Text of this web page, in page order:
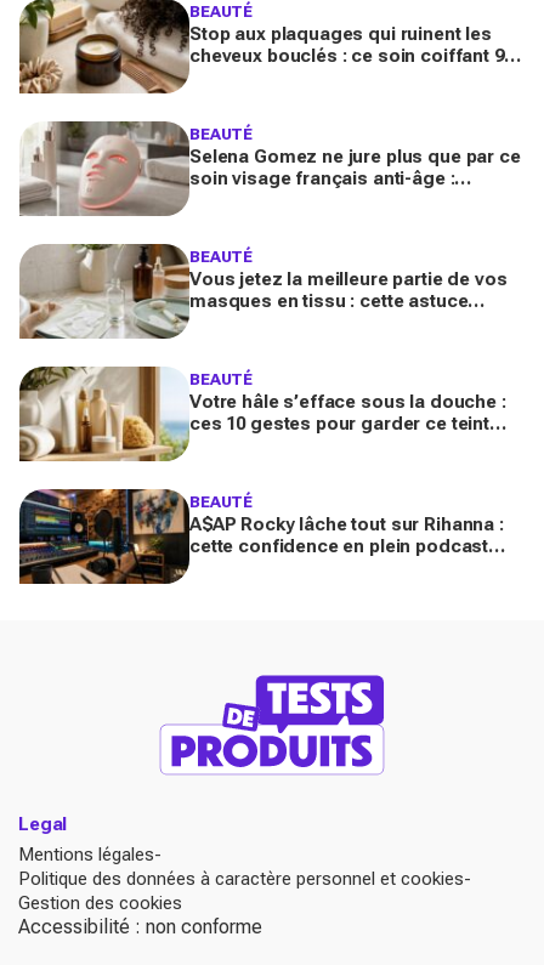
BEAUTÉ
Stop aux plaquages qui ruinent les
cheveux bouclés : ce soin coiffant 98
BEAUTÉ
Selena Gomez ne jure plus que par ce
soin visage français anti-âge :
BEAUTÉ
Vous jetez la meilleure partie de vos
masques en tissu : cette astuce
BEAUTÉ
Votre hâle s’efface sous la douche :
ces 10 gestes pour garder ce teint
BEAUTÉ
A$AP Rocky lâche tout sur Rihanna :
cette confidence en plein podcast
Legal
Mentions légales
Politique des données à caractère personnel et cookies
Gestion des cookies
Accessibilité : non conforme